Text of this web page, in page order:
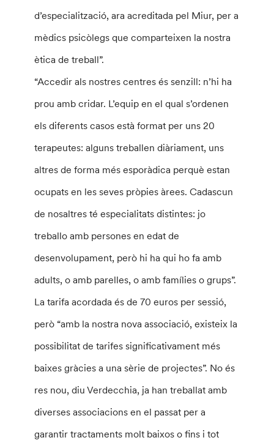
d’especialització, ara acreditada pel Miur, per a
mèdics psicòlegs que comparteixen la nostra
ètica de treball”.
“Accedir als nostres centres és senzill: n’hi ha
prou amb cridar. L’equip en el qual s’ordenen
els diferents casos està format per uns 20
terapeutes: alguns treballen diàriament, uns
altres de forma més esporàdica perquè estan
ocupats en les seves pròpies àrees. Cadascun
de nosaltres té especialitats distintes: jo
treballo amb persones en edat de
desenvolupament, però hi ha qui ho fa amb
adults, o amb parelles, o amb famílies o grups”.
La tarifa acordada és de 70 euros per sessió,
però “amb la nostra nova associació, existeix la
possibilitat de tarifes significativament més
baixes gràcies a una sèrie de projectes”. No és
res nou, diu Verdecchia, ja han treballat amb
diverses associacions en el passat per a
garantir tractaments molt baixos o fins i tot